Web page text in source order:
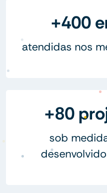
+400
atendidas nos
+80
sob